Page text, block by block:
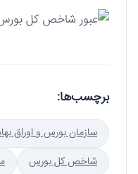
برچسب‌ها:
سازمان بورس و اوراق
شاخص کل بورس